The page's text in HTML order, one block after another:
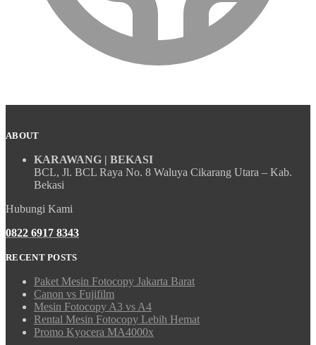
ABOUT
KARAWANG | BEKASI
BCL, Jl. BCL Raya No. 8 Waluya Cikarang Utara – Kab.
Bekasi
Hubungi Kami
0822 6917 8343
RECENT POSTS
Paket Mesin Fotocopy Jakarta Barat
Canon vs Fujifilm
Mesin Fotocopy A3 vs A4
Rental Mesin Fotocopy Lebih Hemat
Promo Kyocera MA4000x